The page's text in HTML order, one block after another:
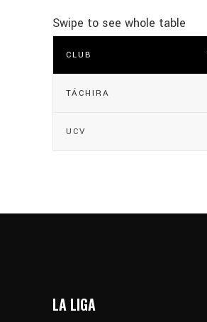
CLUB
TÁCHIRA
UCV
LA LIGA